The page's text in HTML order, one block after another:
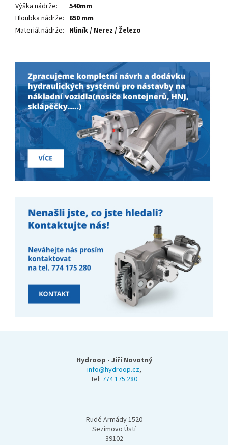
Výška nádrže:
540mm
Hloubka nádrže: 650 mm
Materiál nádrže: Hliník / Nerez / Železo
Hydroop - Jiří Novotný
info@hydroop.cz,
tel: 774 175 280
Rudé Armády 1520
Sezimovo Ústí
39102